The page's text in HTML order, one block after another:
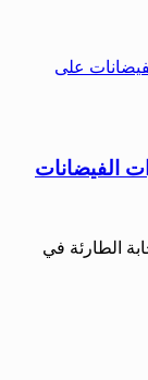
الفيضانات
الطارئة في